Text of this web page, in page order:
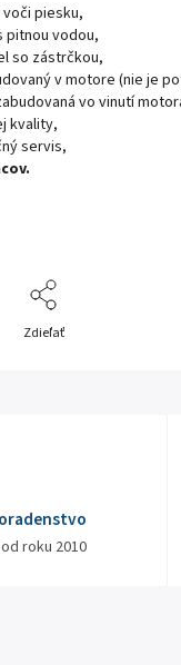
piesku,
pitnou vodou,
so zástrčkou,
v motore (nie je
vo vinutí
kvality,
servis,
Zdieľať
roku 2010